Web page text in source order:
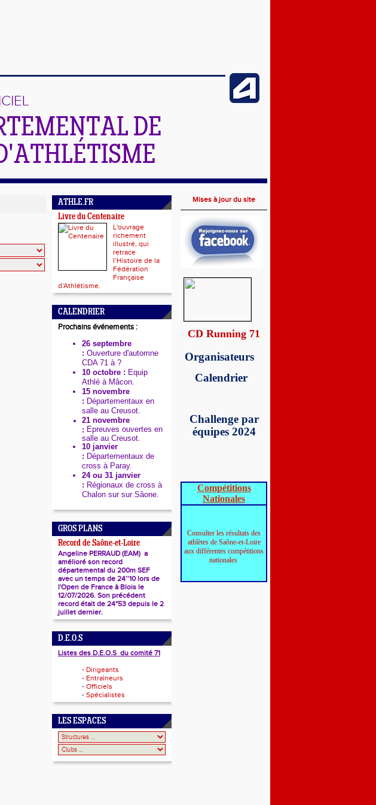
DE
ATHLE.FR
Livre du Centenaire
L'ouvrage
richement
illustré, qui
retrace
l’Histoire de la
Fédération
Française
d'Athlétisme.
CALENDRIER
Prochains événements :
26 septembre
: Ouverture d'automne
CDA 71 à ?
10 octobre : Equip
Athlé à Mâcon.
15 novembre
: Départementaux en
salle au Creusot.
21 novembre
: Epreuves ouvertes en
salle au Creusot.
10 janvier
: Départementaux de
cross à Paray.
24 ou 31 janvier
: Régionaux de cross à
Chalon sur sur Sâone.
GROS PLANS
Record de Saône-et-Loire
Angeline PERRAUD (EAM) a
amélioré son record
départemental du 200m SEF
avec un temps de 24’’10 lors de
l'Open de France à Blois le
12/07/2026. Son précédent
record était de 24"53 depuis le 2
juillet dernier.
D.E.O.S
Listes des D.E.O.S du comité 71
- Dirigeants
- Entraîneurs
- Officiels
- Spécialistes
LES ESPACES
Mises à jour du site
CD Running 71
Organisateurs
Calendrier
Challenge par
équipes 2024
Compétitions
Nationales
Consulter les résultats des
athlètes de Saône-et-Loire
aux différentes compétitions
nationales